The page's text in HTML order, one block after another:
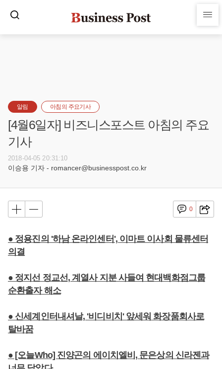
알림 아침의 주요기사
[4월6일자] 비즈니스포스트 아침의 주요
기사
2018-04-05 20:31:10
이승용 기자 - romancer@businesspost.co.kr
0
● 정용진의 '하남 온라인센터', 이마트 이사회 물류센터
의결
● 정지선 정교선, 계열사 지분 사들여 현대백화점그룹
순환출자 해소
● 신세계인터내셔날, '비디비치' 앞세워 화장품회사로
탈바꿈
● [오늘Who] 진양곤의 에이치엘비, 문은상의 신라젠과